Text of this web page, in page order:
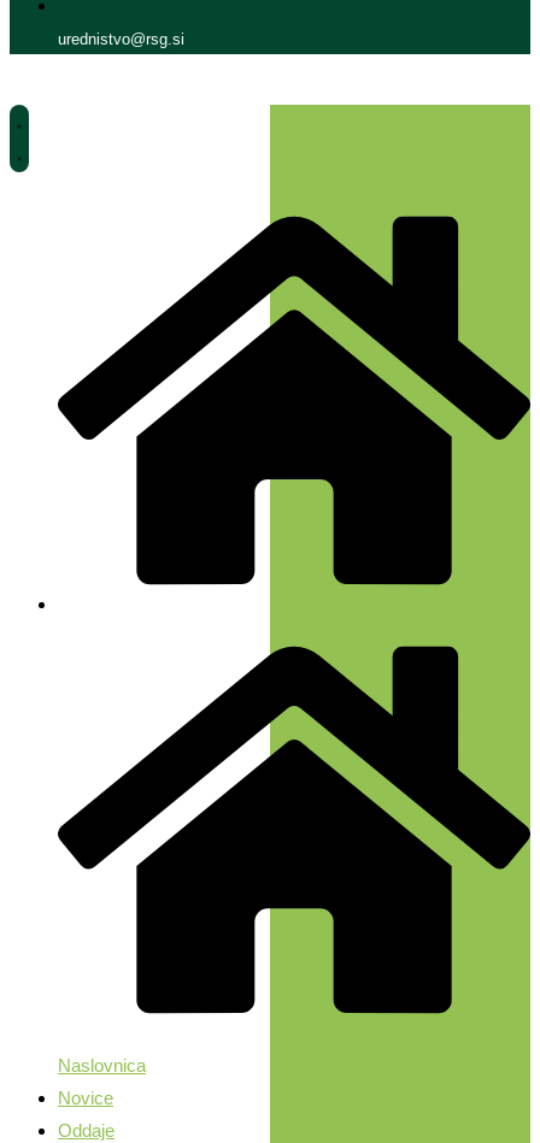
urednistvo@rsg.si
Naslovnica
Novice
Oddaje